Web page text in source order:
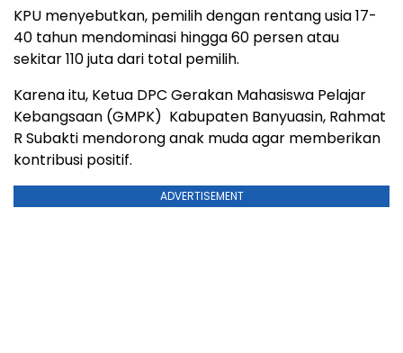
KPU menyebutkan, pemilih dengan rentang usia 17-
40 tahun mendominasi hingga 60 persen atau
sekitar 110 juta dari total pemilih.
Karena itu, Ketua DPC Gerakan Mahasiswa Pelajar
Kebangsaan (GMPK) Kabupaten Banyuasin, Rahmat
R Subakti mendorong anak muda agar memberikan
kontribusi positif.
ADVERTISEMENT